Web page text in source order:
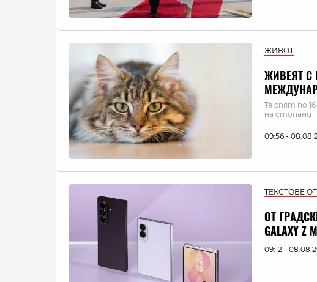
ЖИВОТ
ЖИВЕЯТ С
Те спят по
на стопани
09:56 -
ТЕКСТОВЕ
ОТ
GALAXY
09:12 -